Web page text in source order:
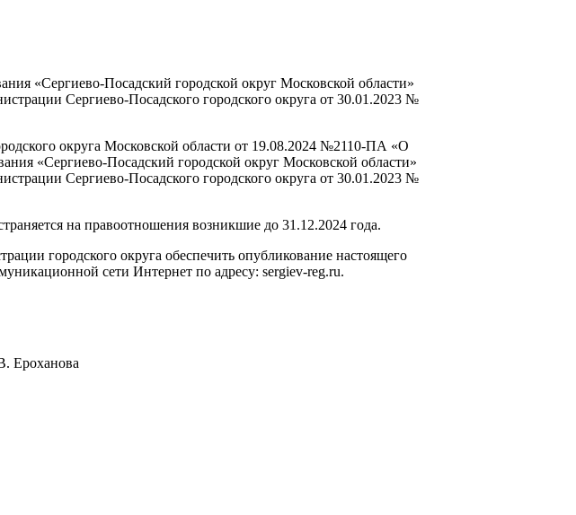
«Сергиево-Посадский городской округ Московской области»
Сергиево-Посадского городского округа от 30.01.2023 №
округа Московской области от 19.08.2024 №2110-ПА «О
«Сергиево-Посадский городской округ Московской области»
Сергиево-Посадского городского округа от 30.01.2023 №
на правоотношения возникшие до 31.12.2024 года.
городского округа обеспечить опубликование настоящего
сети Интернет по адресу: sergiev-reg.ru.